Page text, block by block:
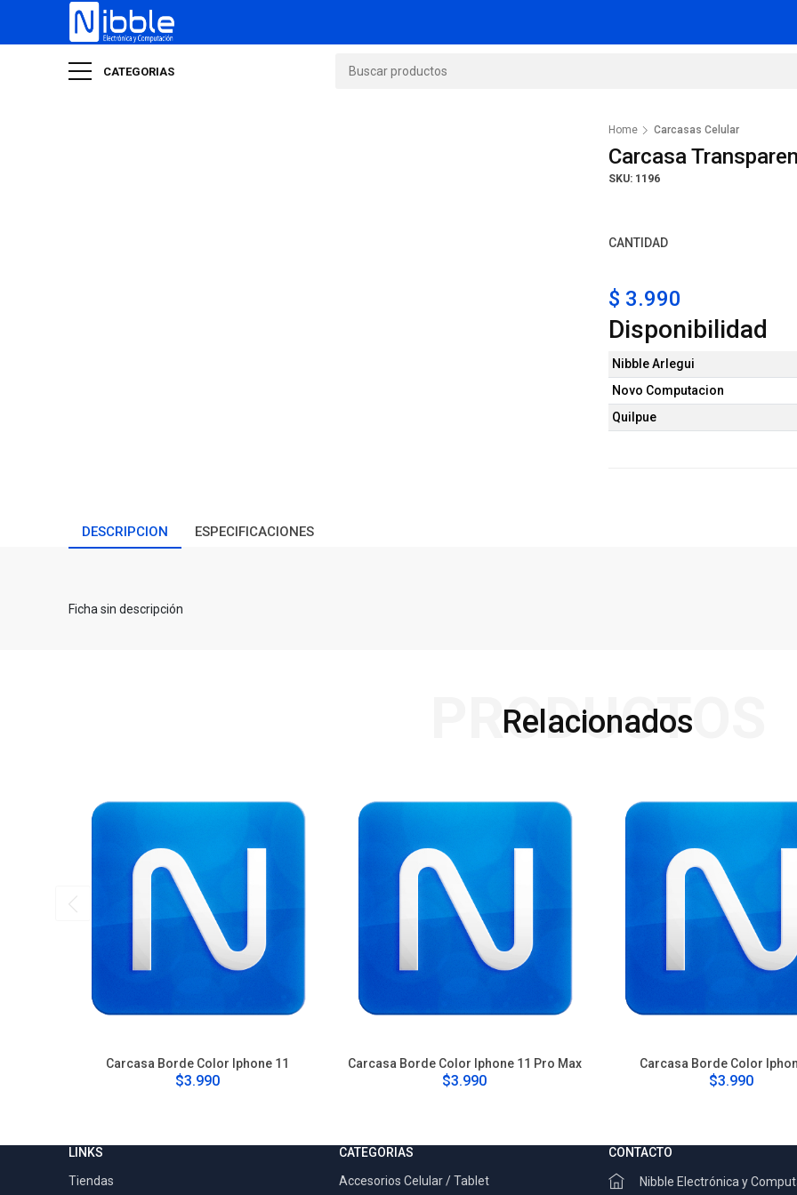
CATEGORIAS
Home Carcasas Celular
Carcasa
SKU: 1196
CANTIDAD
$ 3.990
Disponibilidad
Nibble Arlegui
Novo Computacion
Quilpue
DESCRIPCION ESPECIFICACIONES
Ficha sin descripción
Relacionados
PRODUCTOS
Carcasa Borde Color Iphone 11
$3.990
Carcasa Borde Color Iphone 11 Pro Max
$3.990
Carcasa Borde Color
$3.990
LINKS
Tiendas
CATEGORIAS
Accesorios Celular / Tablet
CONTACTO
Nibble Electrónica y